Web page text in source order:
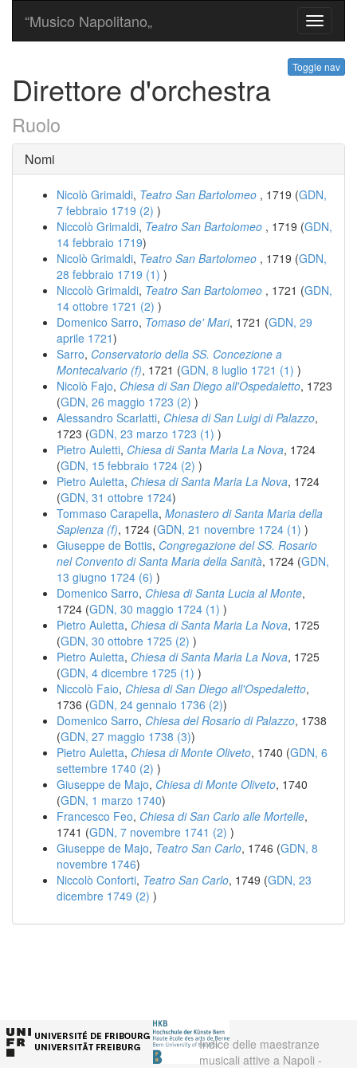
Toggle
“Musico Napolitano„
Toggle nav
Direttore d'orchestra
Ruolo
Nomi
Nicolò Grimaldi, Teatro San Bartolomeo , 1719 (GDN,
7 febbraio 1719 (2) )
Niccolò Grimaldi, Teatro San Bartolomeo , 1719 (GDN,
14 febbraio 1719)
Nicolò Grimaldi, Teatro San Bartolomeo , 1719 (GDN,
28 febbraio 1719 (1) )
Niccolò Grimaldi, Teatro San Bartolomeo , 1721 (GDN,
14 ottobre 1721 (2) )
Domenico Sarro, Tomaso de' Mari, 1721 (GDN, 29
aprile 1721)
Sarro, Conservatorio della SS. Concezione a
Montecalvario (f), 1721 (GDN, 8 luglio 1721 (1) )
Nicolò Fajo, Chiesa di San Diego all'Ospedaletto, 1723
(GDN, 26 maggio 1723 (2) )
Alessandro Scarlatti, Chiesa di San Luigi di Palazzo,
1723 (GDN, 23 marzo 1723 (1) )
Pietro Auletti, Chiesa di Santa Maria La Nova, 1724
(GDN, 15 febbraio 1724 (2) )
Pietro Auletta, Chiesa di Santa Maria La Nova, 1724
(GDN, 31 ottobre 1724)
Tommaso Carapella, Monastero di Santa Maria della
Sapienza (f), 1724 (GDN, 21 novembre 1724 (1) )
Giuseppe de Bottis, Congregazione del SS. Rosario
nel Convento di Santa Maria della Sanità, 1724 (GDN,
13 giugno 1724 (6) )
Domenico Sarro, Chiesa di Santa Lucia al Monte,
1724 (GDN, 30 maggio 1724 (1) )
Pietro Auletta, Chiesa di Santa Maria La Nova, 1725
(GDN, 30 ottobre 1725 (2) )
Pietro Auletta, Chiesa di Santa Maria La Nova, 1725
(GDN, 4 dicembre 1725 (1) )
Niccolò Faio, Chiesa di San Diego all'Ospedaletto,
1736 (GDN, 24 gennaio 1736 (2))
Domenico Sarro, Chiesa del Rosario di Palazzo, 1738
(GDN, 27 maggio 1738 (3))
Pietro Auletta, Chiesa di Monte Oliveto, 1740 (GDN, 6
settembre 1740 (2) )
Giuseppe de Majo, Chiesa di Monte Oliveto, 1740
(GDN, 1 marzo 1740)
Francesco Feo, Chiesa di San Carlo alle Mortelle,
1741 (GDN, 7 novembre 1741 (2) )
Giuseppe de Majo, Teatro San Carlo, 1746 (GDN, 8
novembre 1746)
Niccolò Conforti, Teatro San Carlo, 1749 (GDN, 23
dicembre 1749 (2) )
Indice delle maestranze
musicali attive a Napoli -